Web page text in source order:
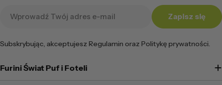
Zapisz się
Subskrybując, akceptujesz Regulamin oraz Politykę prywatności.
Furini Świat Puf i Foteli